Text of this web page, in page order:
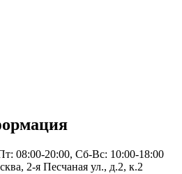
08:00-20:00, Сб-Вс: 10:00-18:00
2-я Песчаная ул., д.2, к.2